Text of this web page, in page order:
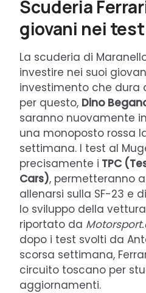
Scuderia
giovani nei test
La scuderia di
investire nei suoi
investimento che dura
per questo, Dino
saranno nuovamente
una monoposto rossa
settimana. I test al
precisamente i TPC
Cars), permetteranno
allenarsi sulla SF-23 e
lo sviluppo della
riportato da
dopo i test svolti da
scorsa settimana,
circuito toscano per
aggiornamenti.